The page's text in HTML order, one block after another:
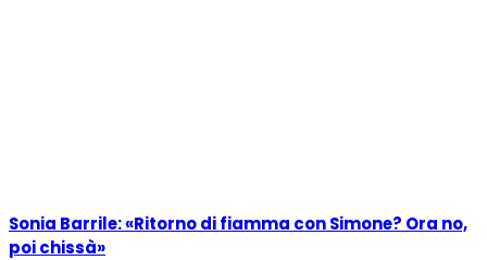
Sonia Barrile: «Ritorno di fiamma con Simone? Ora no,
poi chissà»